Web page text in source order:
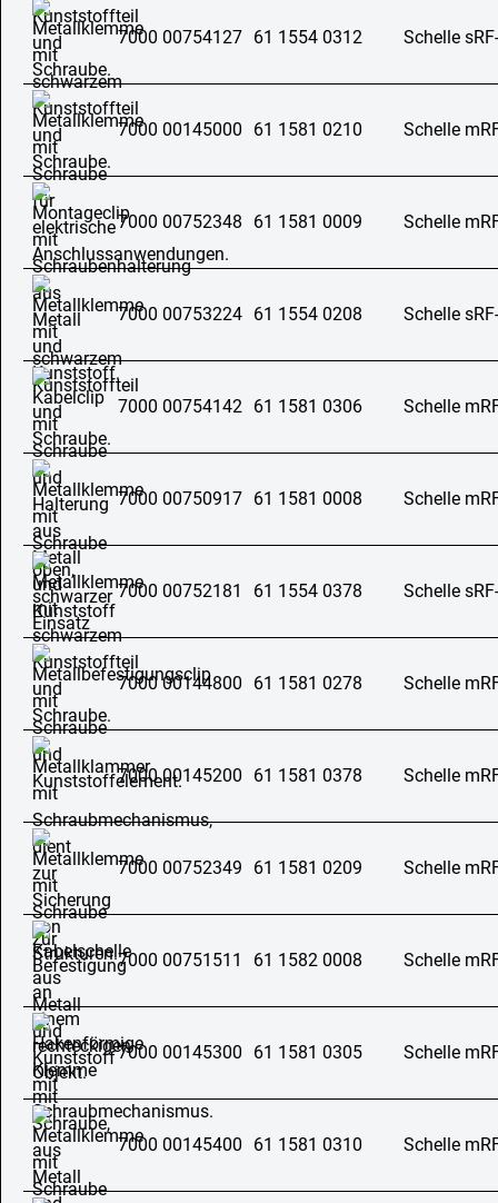
7000 00754127 61 1554 0312 Schelle
7000 00145000 61 1581 0210 Schelle
7000 00752348 61 1581 0009 Schelle
7000 00753224 61 1554 0208 Schelle
7000 00754142 61 1581 0306 Schelle
7000 00750917 61 1581 0008 Schelle
7000 00752181 61 1554 0378 Schelle
7000 00144800 61 1581 0278 Schelle
7000 00145200 61 1581 0378 Schelle
7000 00752349 61 1581 0209 Schelle
7000 00751511 61 1582 0008 Schelle
7000 00145300 61 1581 0305 Schelle
7000 00145400 61 1581 0310 Schelle